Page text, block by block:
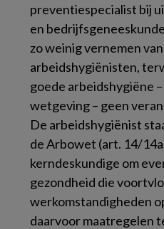
preventiespecialist bij
en
zo weinig vernemen
arbeidshygiënisten,
goede arbeidshygiëne
wetgeving – geen
De arbeidshygiënist
de Arbowet (art. 14/
kerndeskundige om
gezondheid die
werkomstandigheden
daarvoor maatregelen